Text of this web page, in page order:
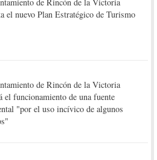
el nuevo Plan Estratégico de Turismo
de Rincón de la Victoria
el funcionamiento de una fuente
"por el uso incívico de algunos